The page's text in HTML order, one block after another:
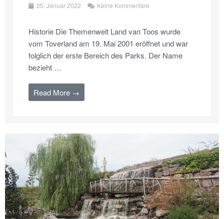
25. Januar 2022 Keine Kommentare
Historie Die Themenwelt Land van Toos wurde
vom Toverland am 19. Mai 2001 eröffnet und war
folglich der erste Bereich des Parks. Der Name
bezieht …
Read More →